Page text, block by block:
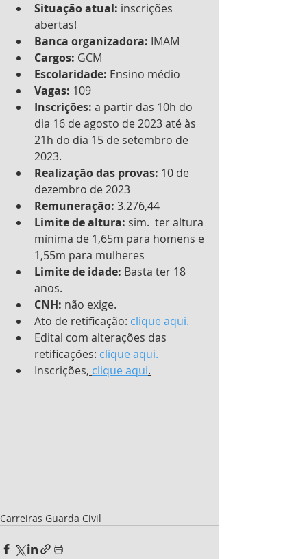
Situação atual: inscrições
abertas!
Banca organizadora: IMAM
Cargos: GCM
Escolaridade: Ensino médio
Vagas: 109
Inscrições: a partir das 10h do
dia 16 de agosto de 2023 até às
21h do dia 15 de setembro de
2023.
Realização das provas: 10 de
dezembro de 2023
Remuneração: 3.276,44
Limite de altura: sim.  ter altura
mínima de 1,65m para homens e
1,55m para mulheres
Limite de idade: Basta ter 18
anos.
CNH: não exige.
Ato de retificação: clique aqui.
Edital com alterações das
retificações: clique aqui.
Inscrições, clique aqui.
Carreiras Guarda Civil